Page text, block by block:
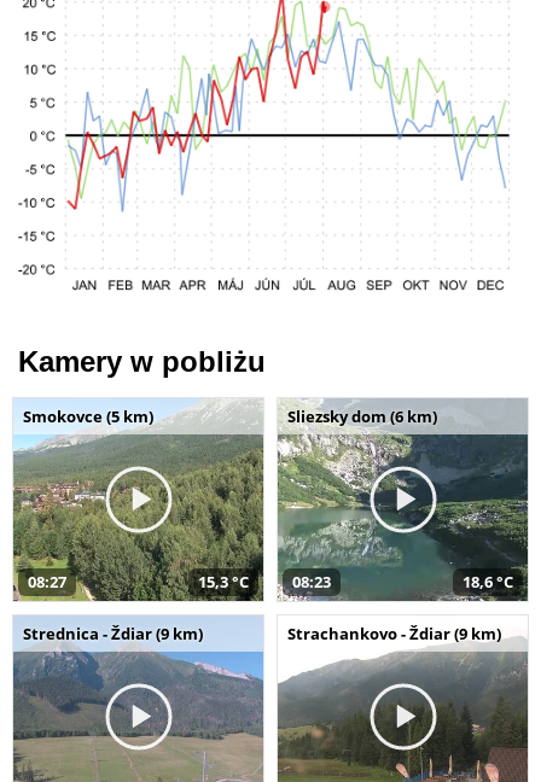
Kamery w pobliżu
Smokovce (5 km)
08:27 15,3 °C
Sliezsky dom (6 km)
08:23 18,6 °C
Strednica - Ždiar (9 km) Strachankovo - Ždiar (9 km)